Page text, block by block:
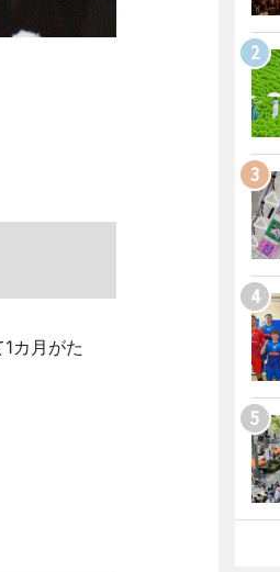
カ月がた